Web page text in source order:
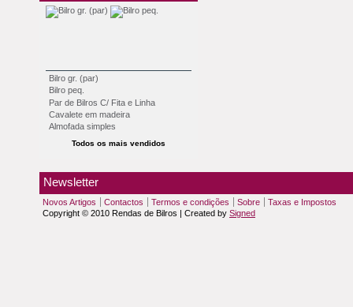
Bilro gr. (par)
Bilro peq.
Par de Bilros C/ Fita e Linha
Cavalete em madeira
Almofada simples
Todos os mais vendidos
Newsletter
Novos Artigos Contactos Termos e condições Sobre
Taxas e Impostos
Copyright © 2010 Rendas de Bilros | Created by Signed